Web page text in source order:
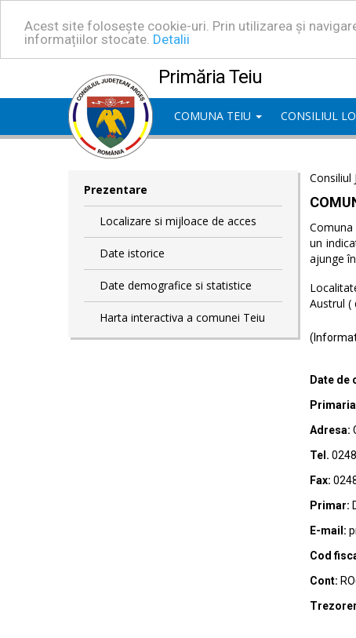
Acest site folosește cookie-uri. Prin utilizarea și
informațiilor stocate. Detalii
Primăria Teiu
COMUNA TEIU CONSILIUL
Prezentare
Localizare si mijloace de acces
Date istorice
Date demografice si statistice
Harta interactiva a comunei Teiu
Consiliul
un
ajunge
Austrul (
Date de
Adresa:
Tel.
Fax:
Primar:
E-mail:
Cod
Cont: